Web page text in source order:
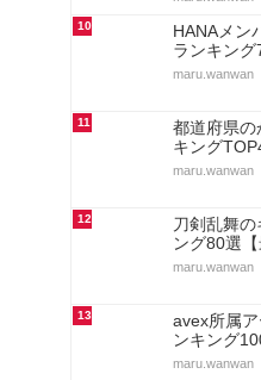
10
HANAメン
ランキング
maru.wanwan
11
都道府県の
キング
maru.wanwan
12
刀剣乱舞
ング80選【
maru.wanwan
13
avex所属
ンキング
maru.wanwan